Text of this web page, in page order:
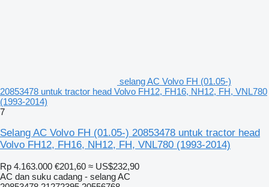
selang AC Volvo FH (01.05-)
20853478 untuk tractor head Volvo FH12, FH16, NH12, FH, VNL780
(1993-2014)
7
Selang AC Volvo FH (01.05-) 20853478 untuk tractor head
Volvo FH12, FH16, NH12, FH, VNL780 (1993-2014)
Rp 4.163.000 €201,60 ≈ US$232,90
AC dan suku cadang - selang AC